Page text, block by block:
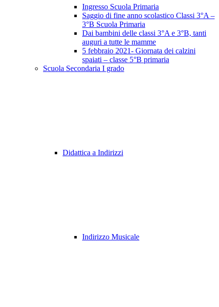
Ingresso Scuola Primaria
Saggio di fine anno scolastico Classi 3°A –
3°B Scuola Primaria
Dai bambini delle classi 3°A e 3°B, tanti
auguri a tutte le mamme
5 febbraio 2021- Giornata dei calzini
spaiati – classe 5°B primaria
Scuola Secondaria I grado
Didattica a Indirizzi
Indirizzo Musicale